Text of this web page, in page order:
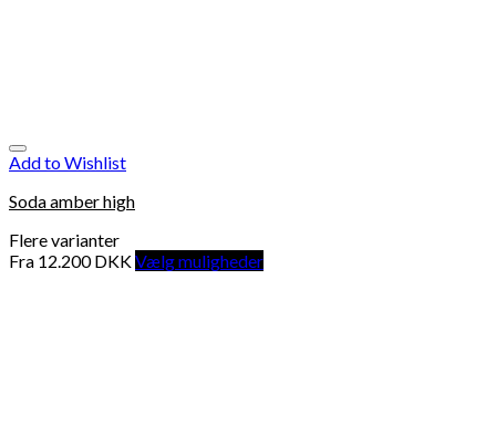
Add to Wishlist
Soda amber high
Flere varianter
Fra 12.200DKKVælg muligheder